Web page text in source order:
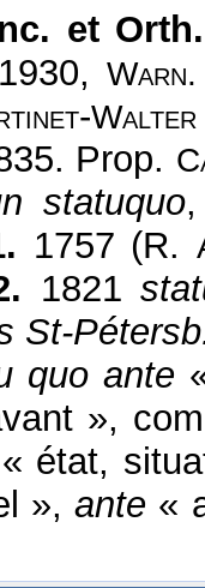
et
1930, Warn.
-Walter
Prop.
statuquo
1757 (R.
1821
St-
quo ante
»,
« état,
»,ante «